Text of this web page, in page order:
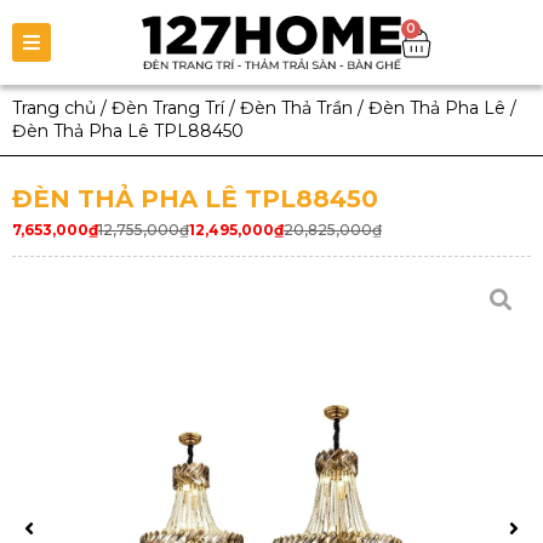
0
Trang chủ / Đèn Trang Trí/ Đèn Thả Trần / Đèn Thả Pha Lê /
Đèn Thả Pha Lê TPL88450
ĐÈN THẢ PHA LÊ TPL88450
12,755,000₫
7,653,000₫ 20,825,000₫
12,495,000₫